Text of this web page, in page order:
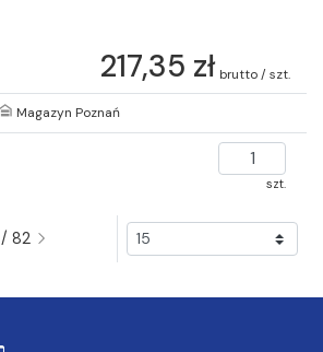
217,35 zł brutto / szt.
Magazyn Poznań
szt.
/ 82